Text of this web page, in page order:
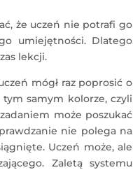
że uczeń nie potrafi go
umiejętności. Dlatego
lekcji.
mógł raz poprosić o
samym kolorze, czyli
może poszukać
nie polega na
Uczeń może, ale
Zaletą systemu